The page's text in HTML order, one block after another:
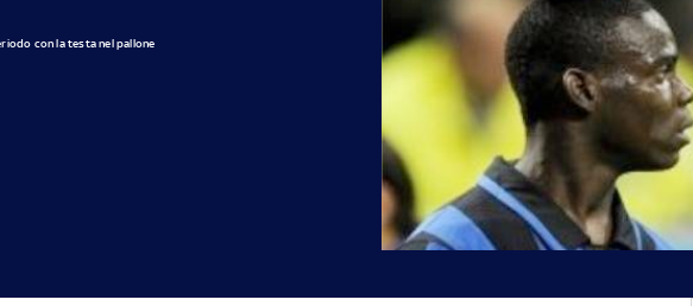
con la testa nel pallone